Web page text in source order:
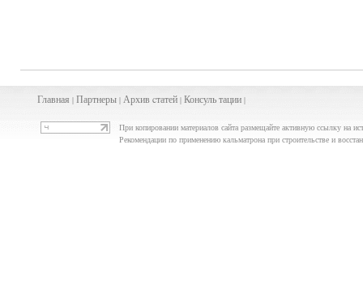
Главная |Партнеры |Архив cтатей |Консуль тации |
При копировании материалов сайта размещайте активную ссылку на
Рекомендации по применению кальматрона при строительстве и